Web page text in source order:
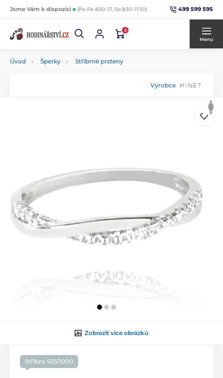
Jsme Vám k dispozici (Po-Pá 8:30-17, So 8:30-11:30) 499 599 595
0
Menu
Úvod Šperky Stříbrné prsteny
Výrobce
Zobrazit více obrázků
Stříbro 925/1000